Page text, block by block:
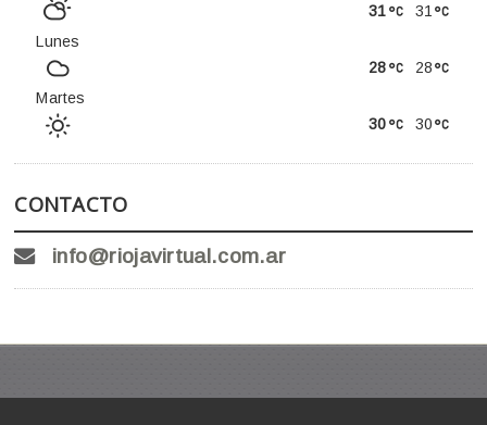
31
31
Lunes
28
28
Martes
30
30
CONTACTO
info@riojavirtual.com.ar